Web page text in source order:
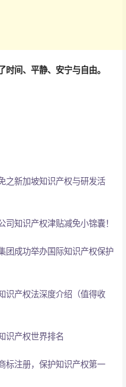
间、平静、安宁与自由。
之新加坡知识产权与研发活
司知识产权津贴减免小锦囊！
团成功举办国际知识产权保护
识产权法深度介绍（值得收
识产权世界排名
标注册，保护知识产权第一